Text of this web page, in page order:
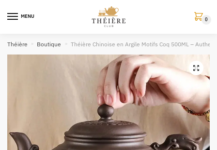
MENU
0
Théière » Boutique Théière Chinoise en Argile Motifs Coq 500ML –
🔍